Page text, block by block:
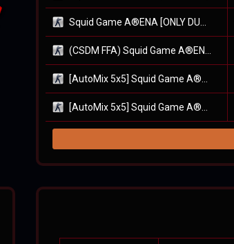
Squid Game A®ENA [ONLY DUST2]
(CSDM FFA) Squid Game A®ENA
[AutoMix 5x5] Squid Game A®ENA #1
[AutoMix 5x5] Squid Game A®ENA #2